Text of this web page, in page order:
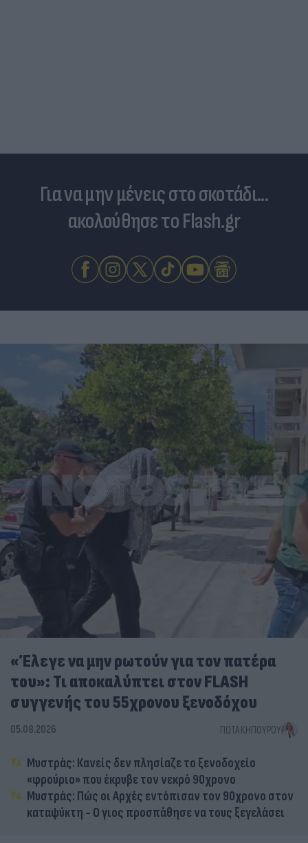
Για να μην μένεις στο σκοτάδι...
ακολούθησε το Flash.gr
«Έλεγε να μην ρωτούν για τον πατέρα
του»: Τι αποκαλύπτει στον FLASH
συγγενής του 55χρονου ξενοδόχου
05.08.2026 ΓΙΏΤΑ ΚΗΠΟΥΡΟΎ
Μυστράς: Κανείς δεν πλησίαζε το ξενοδοχείο
«φρούριο» που έκρυβε τον νεκρό 90χρονο
Μυστράς: Πώς οι Αρχές εντόπισαν τον 90χρονο στον
καταψύκτη - Ο γιος προσπάθησε να τους ξεγελάσει